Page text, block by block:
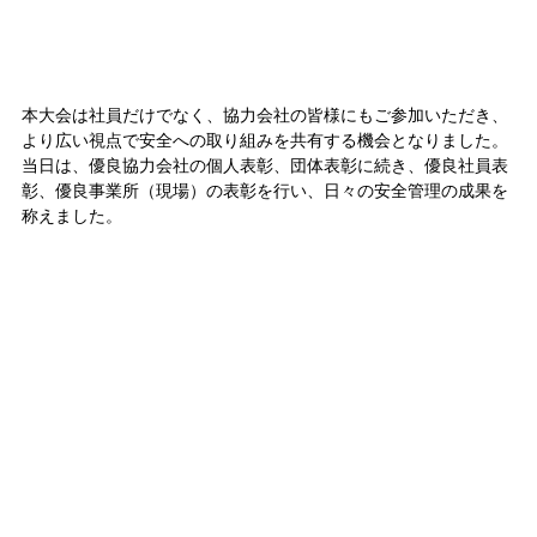
本大会は社員だけでなく、協力会社の皆様にもご参加いただき、
より広い視点で安全への取り組みを共有する機会となりました。
当日は、優良協力会社の個人表彰、団体表彰に続き、優良社員表
彰、優良事業所（現場）の表彰を行い、日々の安全管理の成果を
称えました。